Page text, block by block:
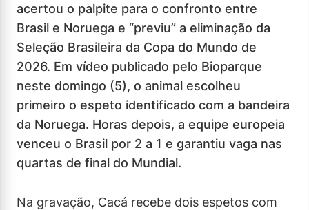
acertou o palpite para o confronto entre
Brasil e Noruega e “previu” a eliminação da
Seleção Brasileira da Copa do Mundo de
2026. Em vídeo publicado pelo Bioparque
neste domingo (5), o animal escolheu
primeiro o espeto identificado com a bandeira
da Noruega. Horas depois, a equipe europeia
venceu o Brasil por 2 a 1 e garantiu vaga nas
quartas de final do Mundial.
Na gravação, Cacá recebe dois espetos com